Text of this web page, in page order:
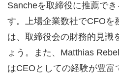
Sancheを取締役に推薦で
す。上場企業数社でCFOを
は、取締役会の財務的見識
ょう。また、Matthias
はCEOとしての経験が豊富